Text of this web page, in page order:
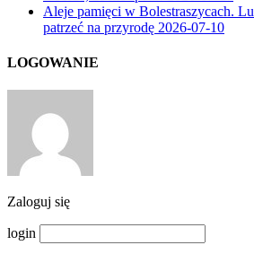
Aleje pamięci w Bolestraszycach.
patrzeć na przyrodę 2026-07-10
LOGOWANIE
Zaloguj się
login